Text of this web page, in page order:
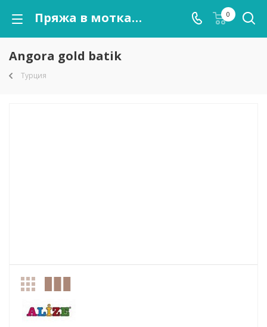
Пряжа в мотках Angora gold batik оптом от kutnor.ru 0
Angora gold batik
Турция